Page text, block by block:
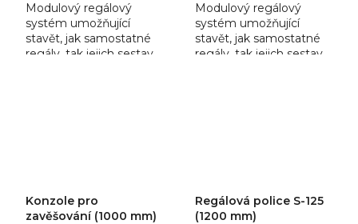
Modulový regálový
systém umožňující
stavět, jak samostatné
regály, tak jejich sestavy
Modulový regálový
systém umožňující
stavět, jak samostatné
regály, tak jejich sestavy
Konzole pro
zavěšování (1000 mm)
Regálová police S-125
(1200 mm)